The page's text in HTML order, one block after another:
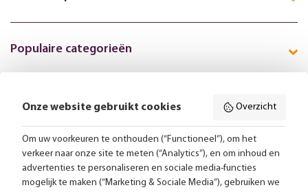
Populaire categorieën
Volg ons online:
Gratis bezorging vanaf 99,-
Onze website gebruikt cookies Overzicht
Om uw voorkeuren te onthouden (“Functioneel”), om het
verkeer naar onze site te meten (“Analytics”), en om inhoud en
advertenties te personaliseren en sociale media-functies
mogelijk te maken (“Marketing & Sociale Media”), gebruiken we